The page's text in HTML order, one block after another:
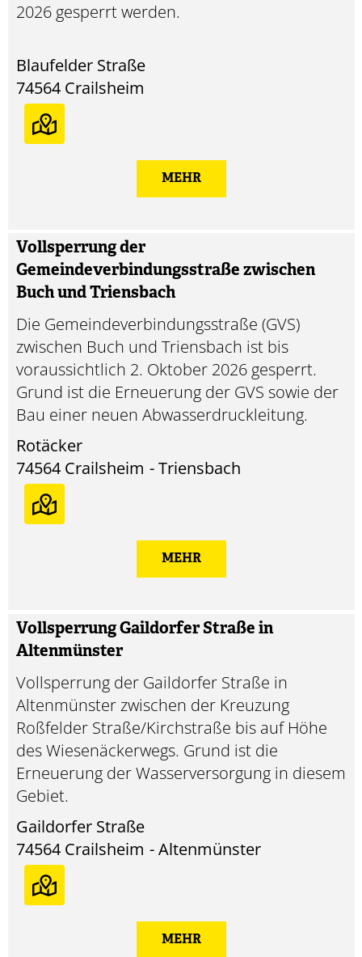
Blaufelder Straße
74564 Crailsheim
2026 gesperrt werden.
MEHR
Vollsperrung der
Gemeindeverbindungsstraße zwischen
Buch und Triensbach
Triensbach
Rotäcker
74564 Crailsheim
Die Gemeindeverbindungsstraße (GVS)
zwischen Buch und Triensbach ist bis
voraussichtlich 2. Oktober 2026 gesperrt.
Grund ist die Erneuerung der GVS sowie der
Bau einer neuen Abwasserdruckleitung.
MEHR
Vollsperrung Gaildorfer Straße in
Altenmünster
Altenmünster
Gaildorfer Straße
74564 Crailsheim
Vollsperrung der Gaildorfer Straße in
Altenmünster zwischen der Kreuzung
Roßfelder Straße/Kirchstraße bis auf Höhe
des Wiesenäckerwegs. Grund ist die
Erneuerung der Wasserversorgung in diesem
Gebiet.
MEHR